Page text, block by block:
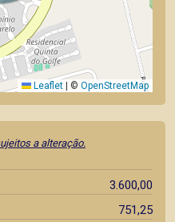
Leaflet © OpenStreetMap
a alteração.
3.600,00
751,25